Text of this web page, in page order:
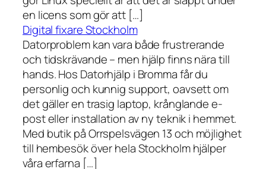
en licens som gör att […]
Digital fixare Stockholm
Datorproblem kan vara både frustrerande
och tidskrävande – men hjälp finns nära till
hands. Hos Datorhjälp i Bromma får du
personlig och kunnig support, oavsett om
det gäller en trasig laptop, krånglande e-
post eller installation av ny teknik i hemmet.
Med butik på Orrspelsvägen 13 och möjlighet
till hembesök över hela Stockholm hjälper
våra erfarna […]